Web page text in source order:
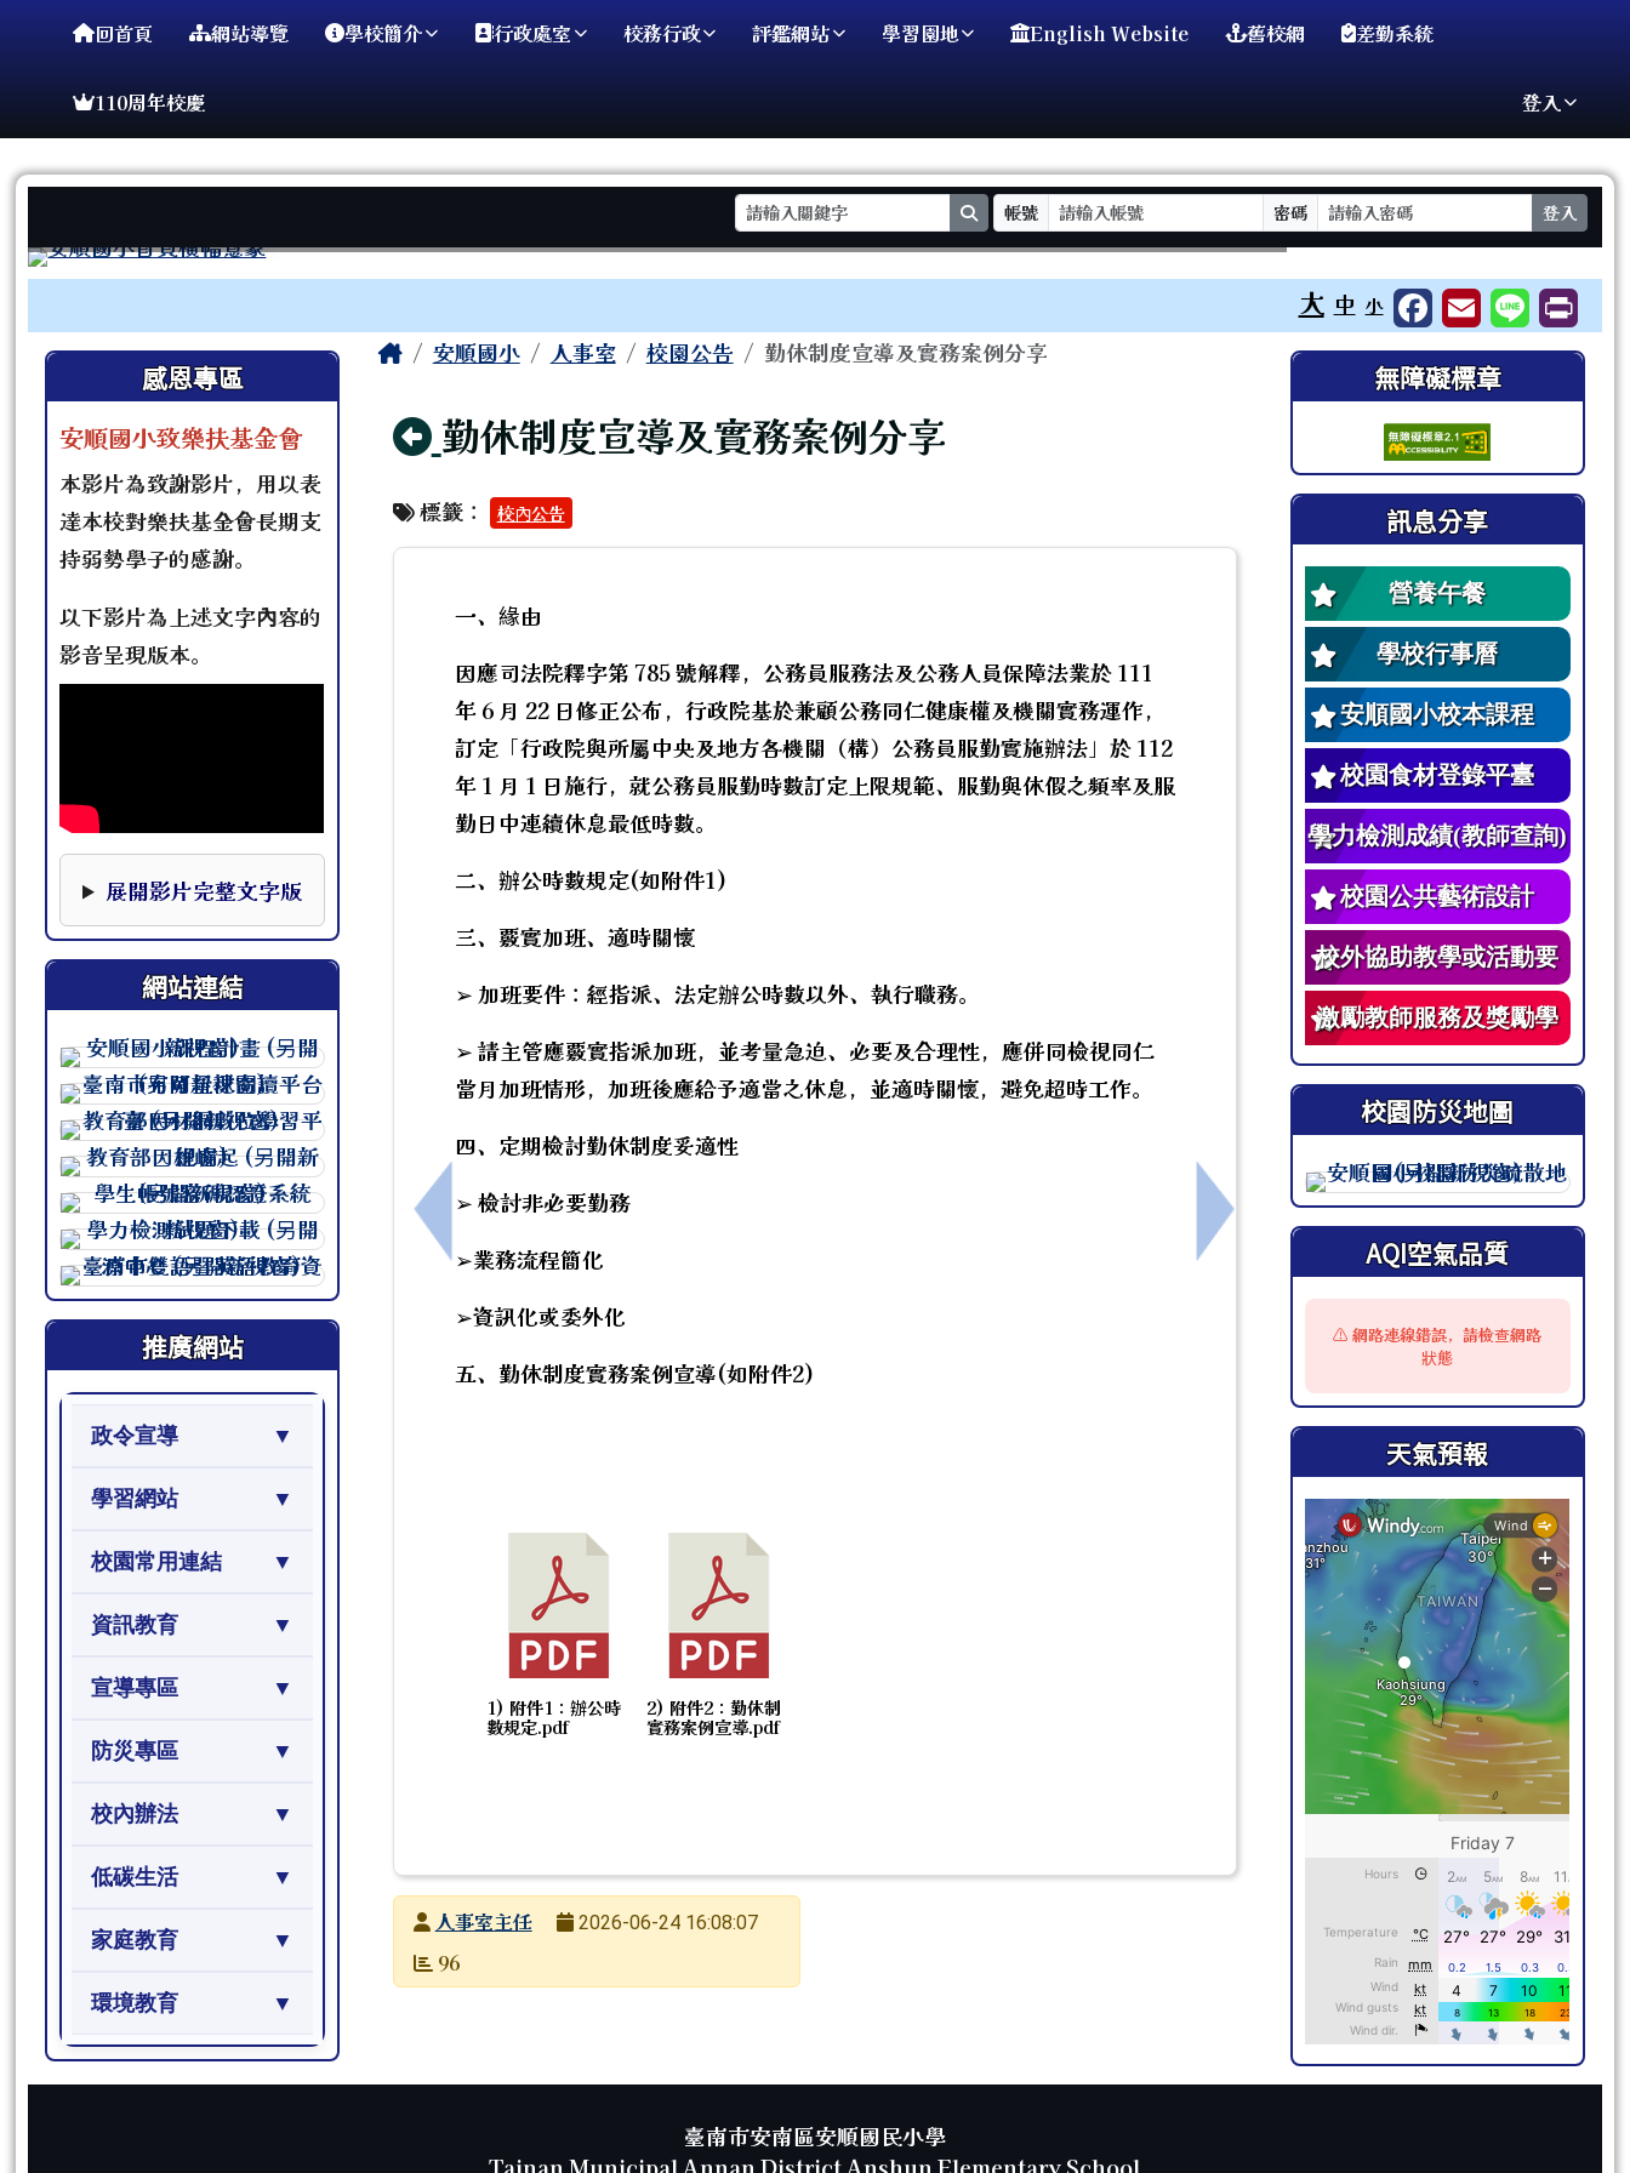
臺南市安順國小
導覽列回首頁 網站導覽 學校簡介 行政處室 校務行政 評鑑網站 學習園地 English Website 舊校網 差勤系統
110周年校慶 登入
search
帳號 密碼 登入
⏸
大 中 小
左邊區域內容
感恩專區
安順國小致樂扶基金會
本影片為致謝影片，用以表
達本校對樂扶基金會長期支
持弱勢學子的感謝。
以下影片為上述文字內容的
影音呈現版本。
本影片下方提供完整文字版，可作為影片資訊的替代閱讀內容。
展開影片完整文字版
網站連結
連至 http://course.tn.edu.tw/school.aspx?sch=213626
連至 http://course.tn.edu.tw/school.aspx?sch=213626
連至 http://course.tn.edu.tw/school.aspx?sch=213626
連至 http://course.tn.edu.tw/school.aspx?sch=213626
連至 http://course.tn.edu.tw/school.aspx?sch=213626
連至 http://course.tn.edu.tw/school.aspx?sch=213626
連至 http://course.tn.edu.tw/school.aspx?sch=213626
推廣網站
政令宣導
學習網站
校園常用連結
資訊教育
宣導專區
防災專區
校內辦法
低碳生活
家庭教育
環境教育
主內容區域
Home安順國小 人事室 校園公告 勤休制度宣導及實務案例分享
回上頁
勤休制度宣導及實務案例分享
標籤： 校內公告
上一筆：行政院人事行政總處辦理之全國公教員工旅遊平安卡優惠 方案，115年至118年經公開徵選由富邦產物保險股份有限
一、緣由
因應司法院釋字第 785 號解釋，公務員服務法及公務人員保障法業於 111
年 6 月 22 日修正公布，行政院基於兼顧公務同仁健康權及機關實務運作，
訂定「行政院與所屬中央及地方各機關（構）公務員服勤實施辦法」於 112
年 1 月 1 日施行，就公務員服勤時數訂定上限規範、服勤與休假之頻率及服
勤日中連續休息最低時數。
二、辦公時數規定(如附件1)
三、覈實加班、適時關懷
➢ 加班要件：經指派、法定辦公時數以外、執行職務。
➢ 請主管應覈實指派加班，並考量急迫、必要及合理性，應併同檢視同仁
當月加班情形，加班後應給予適當之休息，並適時關懷，避免超時工作。
四、定期檢討勤休制度妥適性
➢ 檢討非必要勤務
➢業務流程簡化
➢資訊化或委外化
五、勤休制度實務案例宣導(如附件2)
1) 附件1：辦公時
數規定.pdf
2) 附件2：勤休制
實務案例宣導.pdf
下一筆：禁止性騷擾公開揭示
發布者人事室主任
發布日期
2026-06-24 16:08:07
瀏覽次數
96
右邊區域內容
無障礙標章
訊息分享
營養午餐
學校行事曆
安順國小校本課程
校園食材登錄平臺
學力檢測成績(教師查詢)
校園公共藝術設計
校外協助教學或活動要
點
激勵教師服務及獎勵學
生辦法
校園防災地圖
此圖為安順國小校園防災地圖（
AQI空氣品質
⚠️ 網路連線錯誤，請檢查網路
狀態
天氣預報
頁尾區域
臺南市安南區安順國民小學